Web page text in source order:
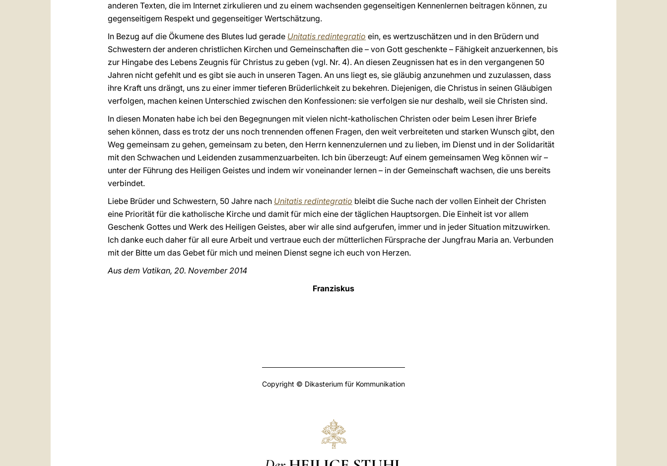
anderen Texten, die im Internet zirkulieren und zu einem wachsenden gegenseitigen Kennenlernen beitragen können, zu
gegenseitigem Respekt und gegenseitiger Wertschätzung.
In Bezug auf die Ökumene des Blutes lud gerade Unitatis redintegratio ein, es wertzuschätzen und in den Brüdern und
Schwestern der anderen christlichen Kirchen und Gemeinschaften die – von Gott geschenkte – Fähigkeit anzuerkennen, bis
zur Hingabe des Lebens Zeugnis für Christus zu geben (vgl. Nr. 4). An diesen Zeugnissen hat es in den vergangenen 50
Jahren nicht gefehlt und es gibt sie auch in unseren Tagen. An uns liegt es, sie gläubig anzunehmen und zuzulassen, dass
ihre Kraft uns drängt, uns zu einer immer tieferen Brüderlichkeit zu bekehren. Diejenigen, die Christus in seinen Gläubigen
verfolgen, machen keinen Unterschied zwischen den Konfessionen: sie verfolgen sie nur deshalb, weil sie Christen sind.
In diesen Monaten habe ich bei den Begegnungen mit vielen nicht-katholischen Christen oder beim Lesen ihrer Briefe
sehen können, dass es trotz der uns noch trennenden offenen Fragen, den weit verbreiteten und starken Wunsch gibt, den
Weg gemeinsam zu gehen, gemeinsam zu beten, den Herrn kennenzulernen und zu lieben, im Dienst und in der Solidarität
mit den Schwachen und Leidenden zusammenzuarbeiten. Ich bin überzeugt: Auf einem gemeinsamen Weg können wir –
unter der Führung des Heiligen Geistes und indem wir voneinander lernen – in der Gemeinschaft wachsen, die uns bereits
verbindet.
Liebe Brüder und Schwestern, 50 Jahre nach Unitatis redintegratio bleibt die Suche nach der vollen Einheit der Christen
eine Priorität für die katholische Kirche und damit für mich eine der täglichen Hauptsorgen. Die Einheit ist vor allem
Geschenk Gottes und Werk des Heiligen Geistes, aber wir alle sind aufgerufen, immer und in jeder Situation mitzuwirken.
Ich danke euch daher für all eure Arbeit und vertraue euch der mütterlichen Fürsprache der Jungfrau Maria an. Verbunden
mit der Bitte um das Gebet für mich und meinen Dienst segne ich euch von Herzen.
Aus dem Vatikan, 20. November 2014
Franziskus
Copyright © Dikasterium für Kommunikation